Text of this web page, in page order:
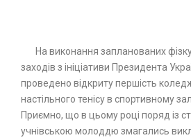
На виконання запланованих
заходів з ініціативи Президента
проведено відкриту першість
настільного тенісу в спортивному
Приємно, що в цьому році поряд із
учнівською молоддю змагались